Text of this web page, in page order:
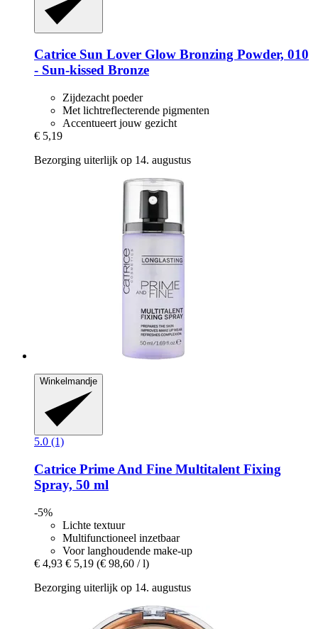
Catrice Sun Lover Glow Bronzing Powder, 010
-​ Sun-​kissed Bronze
Zijdezacht poeder
Met lichtreflecterende pigmenten
Accentueert jouw gezicht
€ 5,19
Bezorging uiterlijk op 14. augustus
Winkelmandje
5.0 (1)
Catrice Prime And Fine Multitalent Fixing
Spray, 50 ml
-5%
Lichte textuur
Multifunctioneel inzetbaar
Voor langhoudende make-up
€ 4,93 € 5,19 (€ 98,60 / l)
Bezorging uiterlijk op 14. augustus